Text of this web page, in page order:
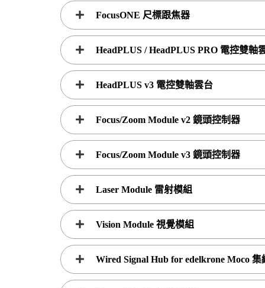
FocusONE 尺標跟焦器
HeadPLUS / HeadPLUS PRO 電控雙軸
HeadPLUS v3 電控雙軸雲台
Focus/Zoom Module v2 鏡頭控制器
Focus/Zoom Module v3 鏡頭控制器
Laser Module 雷射模組
Vision Module 視覺模組
Wired Signal Hub for edelkrone Moco 集